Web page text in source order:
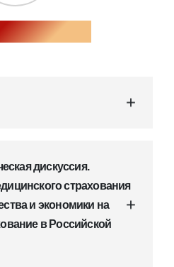
ФОРМАТ.
дискуссия.
страхования
и экономики на
в Российской